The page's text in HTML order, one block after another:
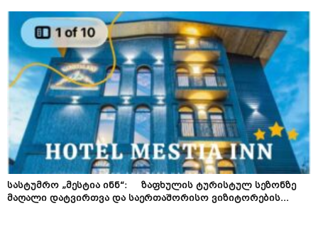
სასტუმრო „მესტია ინნ“: ზაფხულის ტურისტულ სეზონზე
მაღალი დატვირთვა და საერთაშორისო ვიზიტორების...